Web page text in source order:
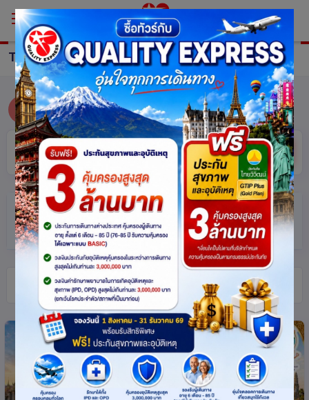
TOUR
ALL ซ่อน
ค้นหา
ตัวกรอง (แตะเพื่อเปิด/ปิด)
ทัวร์